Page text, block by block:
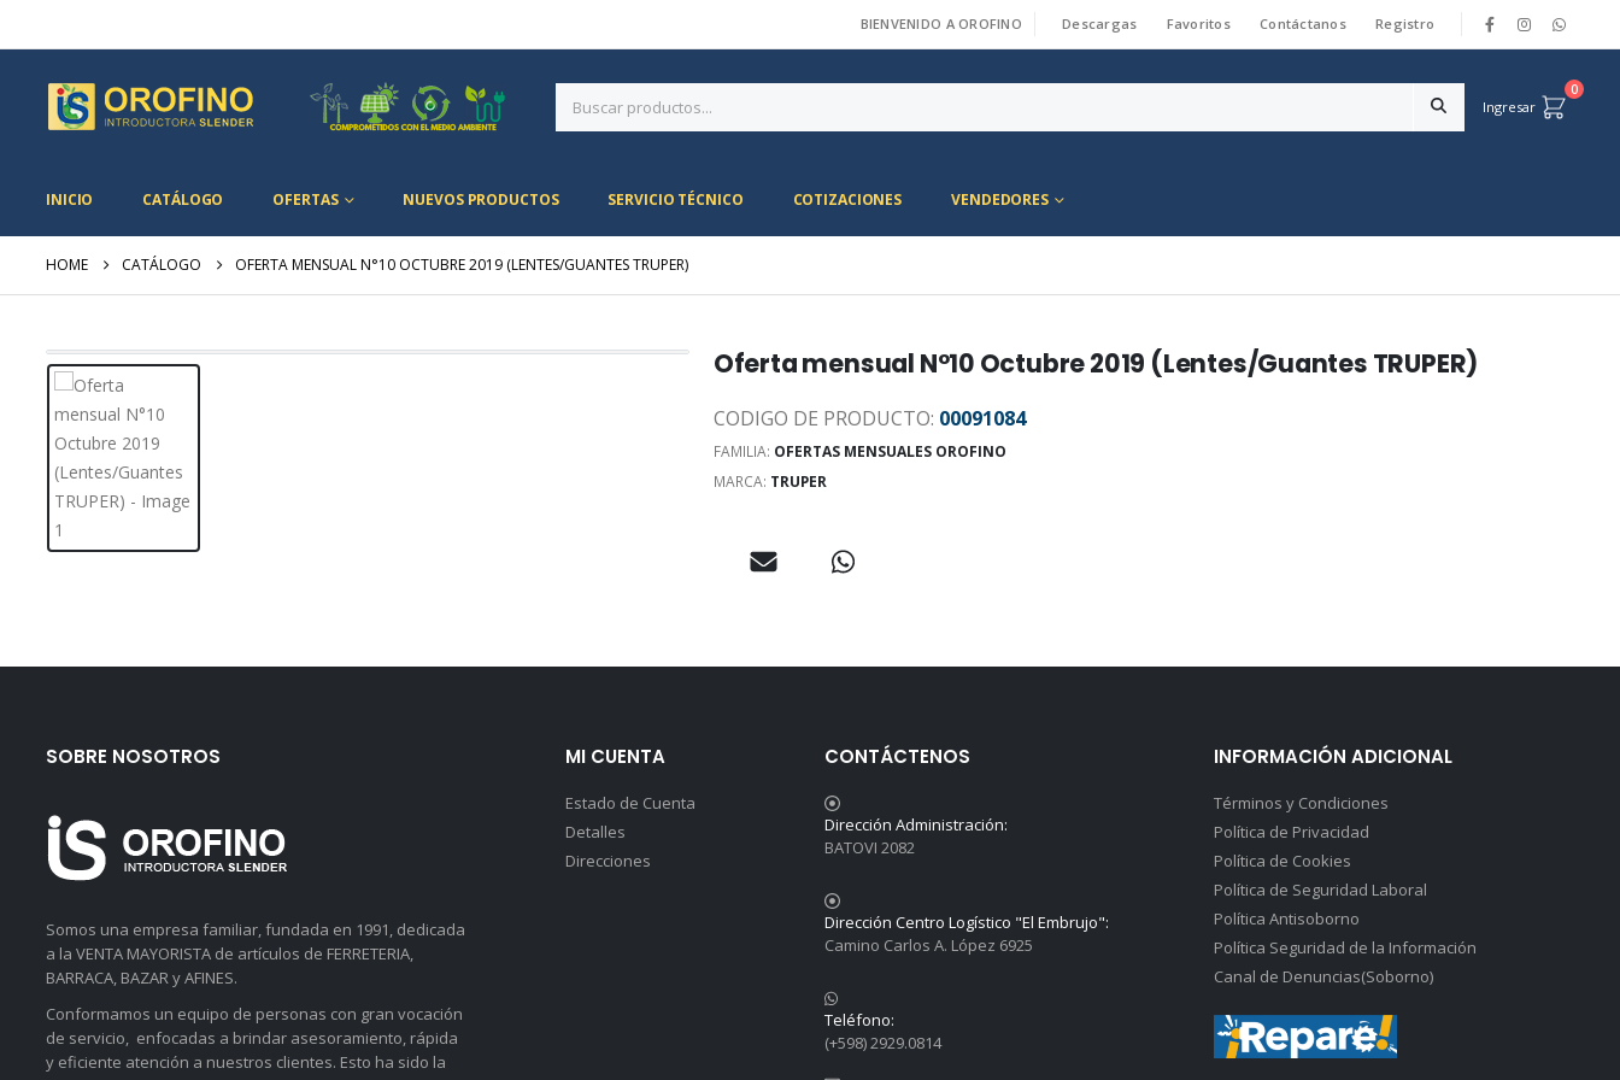
BIENVENIDO A OROFINO Descargas Favoritos Contáctanos Registro
Ingresar
0
INICIO CATÁLOGO OFERTAS NUEVOS PRODUCTOS SERVICIO TÉCNICO COTIZACIONES VENDEDORES
HOME CATÁLOGO OFERTA MENSUAL N°10 OCTUBRE 2019 (LENTES/GUANTES TRUPER)
Oferta mensual N°10 Octubre 2019 (Lentes/Guantes TRUPER)
CODIGO DE PRODUCTO: 00091084
FAMILIA: OFERTAS MENSUALES OROFINO
MARCA: TRUPER
SOBRE NOSOTROS
Somos una empresa familiar, fundada en 1991, dedicada
a la VENTA MAYORISTA de artículos de FERRETERIA,
BARRACA, BAZAR y AFINES.
Conformamos un equipo de personas con gran vocación
de servicio, enfocadas a brindar asesoramiento, rápida
y eficiente atención a nuestros clientes. Esto ha sido la
MI CUENTA
Estado de Cuenta
Detalles
Direcciones
CONTÁCTENOS
Dirección Administración:
BATOVI 2082
Dirección Centro Logístico "El Embrujo":
Camino Carlos A. López 6925
Teléfono:
(+598) 2929.0814
INFORMACIÓN ADICIONAL
Términos y Condiciones
Política de Privacidad
Política de Cookies
Política de Seguridad Laboral
Política Antisoborno
Política Seguridad de la Información
Canal de Denuncias(Soborno)